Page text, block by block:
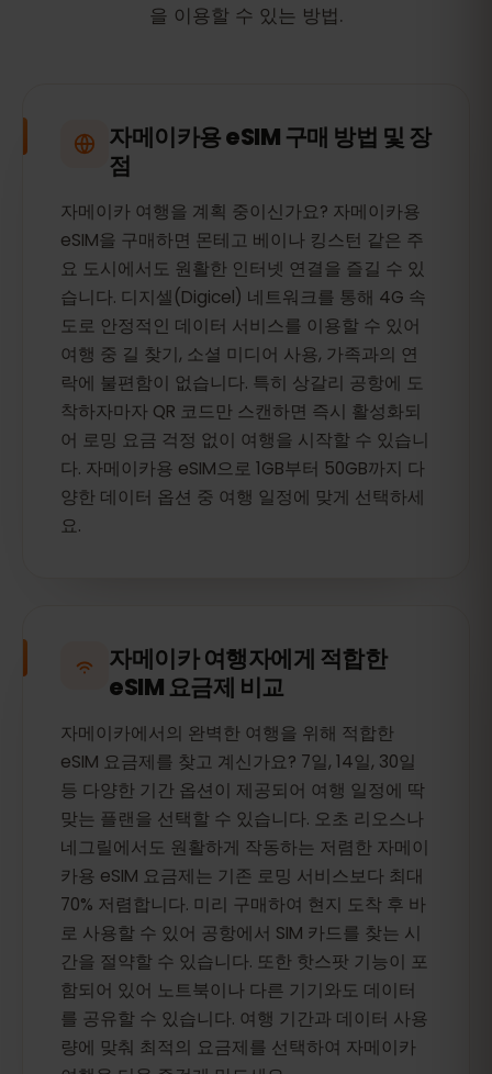
을 이용할 수 있는 방법.
자메이카용 eSIM 구매 방법 및 장
점
자메이카 여행을 계획 중이신가요? 자메이카용
eSIM을 구매하면 몬테고 베이나 킹스턴 같은 주
요 도시에서도 원활한 인터넷 연결을 즐길 수 있
습니다. 디지셀(Digicel) 네트워크를 통해 4G 속
도로 안정적인 데이터 서비스를 이용할 수 있어
여행 중 길 찾기, 소셜 미디어 사용, 가족과의 연
락에 불편함이 없습니다. 특히 상갈리 공항에 도
착하자마자 QR 코드만 스캔하면 즉시 활성화되
어 로밍 요금 걱정 없이 여행을 시작할 수 있습니
다. 자메이카용 eSIM으로 1GB부터 50GB까지 다
양한 데이터 옵션 중 여행 일정에 맞게 선택하세
요.
자메이카 여행자에게 적합한
eSIM 요금제 비교
자메이카에서의 완벽한 여행을 위해 적합한
eSIM 요금제를 찾고 계신가요? 7일, 14일, 30일
등 다양한 기간 옵션이 제공되어 여행 일정에 딱
맞는 플랜을 선택할 수 있습니다. 오초 리오스나
네그릴에서도 원활하게 작동하는 저렴한 자메이
카용 eSIM 요금제는 기존 로밍 서비스보다 최대
70% 저렴합니다. 미리 구매하여 현지 도착 후 바
로 사용할 수 있어 공항에서 SIM 카드를 찾는 시
간을 절약할 수 있습니다. 또한 핫스팟 기능이 포
함되어 있어 노트북이나 다른 기기와도 데이터
를 공유할 수 있습니다. 여행 기간과 데이터 사용
량에 맞춰 최적의 요금제를 선택하여 자메이카